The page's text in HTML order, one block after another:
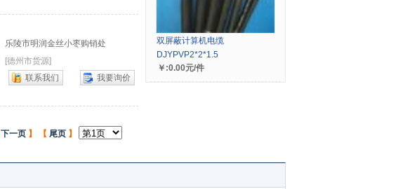
乐陵市明润金丝小枣购销处
[德州市货源]
联系我们
我要询价
下一页 】 【 尾页 】
双屏蔽计算机电缆
DJYPVP2*2*1.5
￥:0.00元/件